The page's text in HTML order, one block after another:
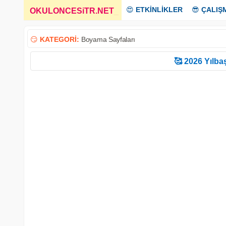
OKULONCESiTR.NET 😍 ETKİNLİKLER 😎
😏 KATEGORİ: Boyama Sayfaları
🥰 2026